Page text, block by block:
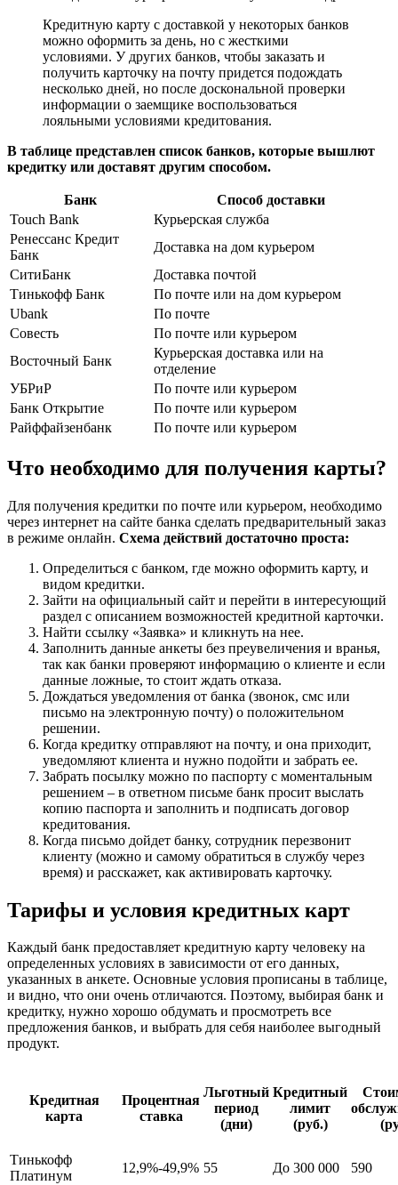
Кредитную карту с доставкой у некоторых банков
можно оформить за день, но с жесткими
условиями. У других банков, чтобы заказать и
получить карточку на почту придется подождать
несколько дней, но после доскональной проверки
информации о заемщике воспользоваться
лояльными условиями кредитования.
В таблице представлен список банков, которые вышлют
кредитку или доставят другим способом.
Банк
Способ доставки
Touch Bank
Курьерская служба
Ренессанс Кредит
Банк
Доставка на дом курьером
СитиБанк
Доставка почтой
Тинькофф Банк
По почте или на дом курьером
Ubank
По почте
Совесть
По почте или курьером
Восточный Банк
Курьерская доставка или на
отделение
УБРиР
По почте или курьером
Банк Открытие
По почте или курьером
Райффайзенбанк
По почте или курьером
Что необходимо для получения карты?
Для получения кредитки по почте или курьером, необходимо
через интернет на сайте банка сделать предварительный заказ
в режиме онлайн. Схема действий достаточно проста:
Определиться с банком, где можно оформить карту, и
видом кредитки.
Зайти на официальный сайт и перейти в интересующий
раздел с описанием возможностей кредитной карточки.
Найти ссылку «Заявка» и кликнуть на нее.
Заполнить данные анкеты без преувеличения и вранья,
так как банки проверяют информацию о клиенте и если
данные ложные, то стоит ждать отказа.
Дождаться уведомления от банка (звонок, смс или
письмо на электронную почту) о положительном
решении.
Когда кредитку отправляют на почту, и она приходит,
уведомляют клиента и нужно подойти и забрать ее.
Забрать посылку можно по паспорту с моментальным
решением – в ответном письме банк просит выслать
копию паспорта и заполнить и подписать договор
кредитования.
Когда письмо дойдет банку, сотрудник перезвонит
клиенту (можно и самому обратиться в службу через
время) и расскажет, как активировать карточку.
Тарифы и условия кредитных карт
Каждый банк предоставляет кредитную карту человеку на
определенных условиях в зависимости от его данных,
указанных в анкете. Основные условия прописаны в таблице,
и видно, что они очень отличаются. Поэтому, выбирая банк и
кредитку, нужно хорошо обдумать и просмотреть все
предложения банков, и выбрать для себя наиболее выгодный
продукт.
Кредитная
карта
Процентная
ставка
Льготный
период
(дни)
Кредитный
лимит
(руб.)
Тинькофф
Платинум
12,9%-49,9% 55 До 300 000 590